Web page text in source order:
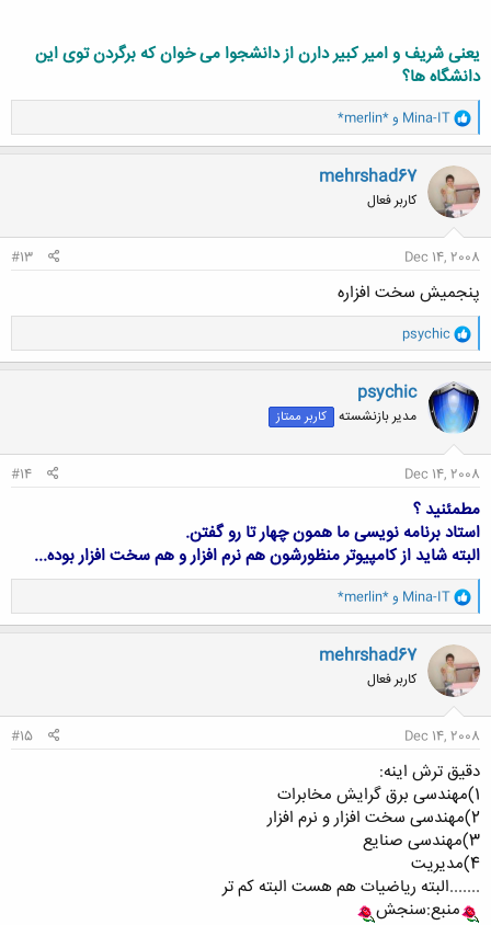
یعنی شریف و امیر کبیر دارن از دانشجوا می خوان که برگردن توی این
دانشگاه ها؟
و
ا
ک
ن
ش
ه
ا
Mina-IT و *merlin*
mehrshad67
کاربر فعال
Dec 14, 2008
#13
پنجمیش سخت افزاره
و
ا
ک
ن
ش
ه
ا
psychic
psychic
مدیر بازنشسته کاربر ممتاز
Dec 14, 2008
#14
مطمئنید ؟
استاد برنامه نویسی ما همون چهار تا رو گفتن.
البته شاید از کامپیوتر منظورشون هم نرم افزار و هم سخت افزار بوده...
و
ا
ک
ن
ش
ه
ا
Mina-IT و *merlin*
mehrshad67
کاربر فعال
Dec 14, 2008
#15
دقیق ترش اینه:
1)مهندسی برق گرایش مخابرات
2)مهندسی سخت افزار و نرم افزار
3)مهندسی صنایع
4)مدیریت
.......البته ریاضیات هم هست البته کم تر
منبع:سنجش